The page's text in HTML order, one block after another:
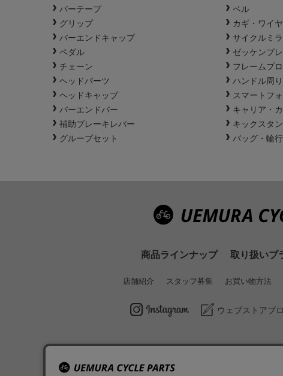
バーテープ
グリップ
バーエンドキャップ
ペダル
チェーン
ヘッドパーツ
ヘッドキャップ
バーエンドバー
補助ブレーキレバー
グループセット
ベル
カギ・ワイ
サイクルミ
ゼッケンプ
フレームプ
ハンドル周
スマートフ
キャリア・
キックスタ
バッグ・輪
商品ラインナップ 取り扱いブ
店舗紹介 スタッフ募集 お買い物方法
ウェブストアブ